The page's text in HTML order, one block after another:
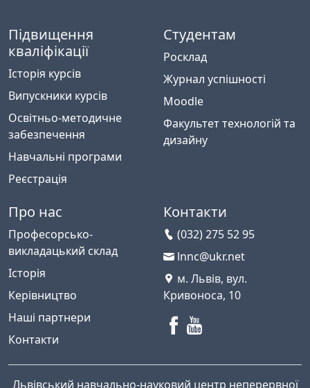
Підвищення
кваліфікації
Історія курсів
Випускники курсів
Освітньо-методичне
забезпечення
Навчальні програми
Реєстрація
Студентам
Росклад
Журнал успішності
Moodle
Факультет технологій та
дизайну
Про нас
Професорсько-
викладацький склад
Історія
Керівництво
Наші партнери
Контакти
Контакти
(032) 275 52 95
lnnc@ukr.net
м. Львів, вул.
Кривоноса, 10
Львівський навчально-науковий центр неперервної